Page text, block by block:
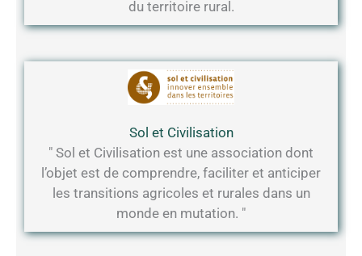
du territoire rural.
Sol et Civilisation
" Sol et Civilisation est une association dont
l’objet est de comprendre, faciliter et anticiper
les transitions agricoles et rurales dans un
monde en mutation. "